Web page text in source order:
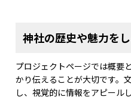
神社の歴史や魅力を
プロジェクトページでは概要
かり伝えることが大切です。
し、視覚的に情報をアピール